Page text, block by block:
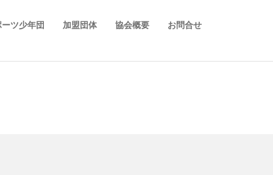
ツ少年団 加盟団体 協会概要 お問合せ